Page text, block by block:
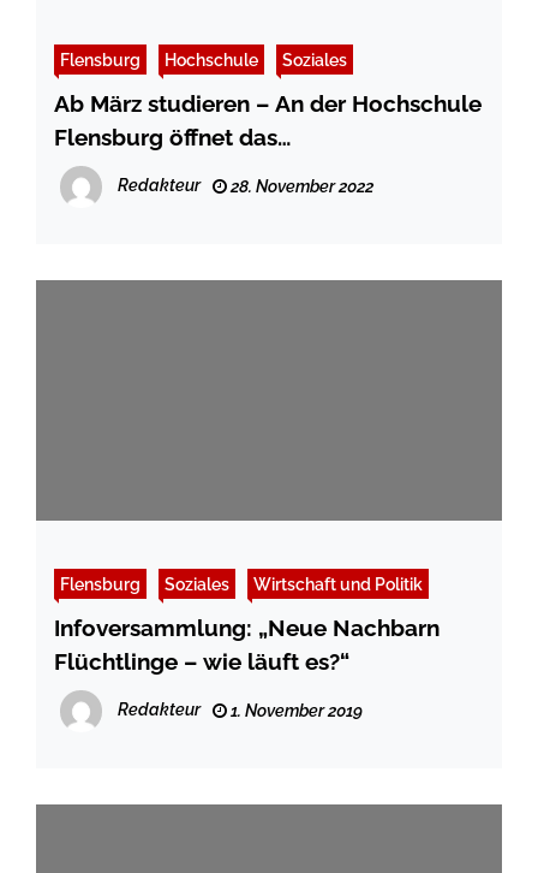
Flensburg Hochschule Soziales
Ab März studieren – An der Hochschule
Flensburg öffnet das
Bewerbungsportal
Redakteur 28. November 2022
Flensburg Soziales Wirtschaft und Politik
Infoversammlung: „Neue Nachbarn
Flüchtlinge – wie läuft es?“
Redakteur 1. November 2019